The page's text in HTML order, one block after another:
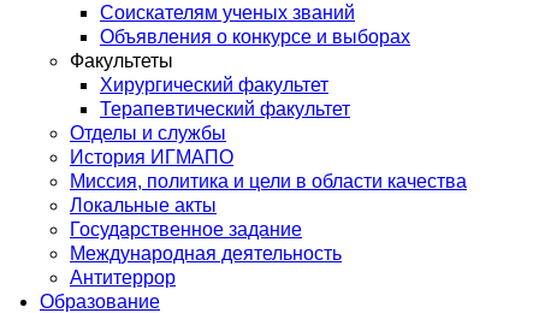
Соискателям ученых званий
Объявления о конкурсе и выборах
Факультеты
Хирургический факультет
Терапевтический факультет
Отделы и службы
История ИГМАПО
Миссия, политика и цели в области качества
Локальные акты
Государственное задание
Международная деятельность
Антитеррор
Образование